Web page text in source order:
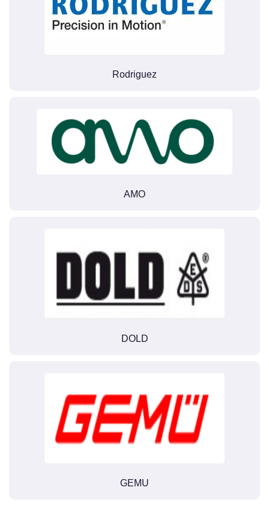
Rodriguez
AMO
DOLD
GEMU